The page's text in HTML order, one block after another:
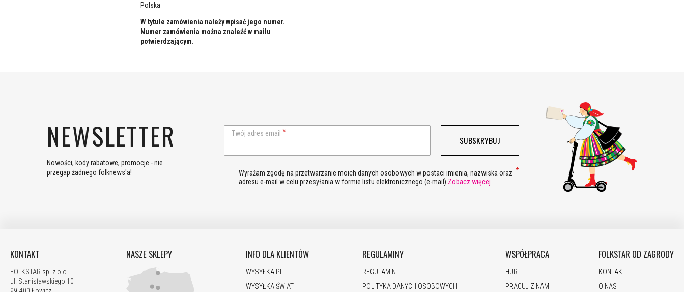
Polska
W tytule zamówienia należy wpisać jego numer.
Numer zamówienia można znaleźć w mailu
potwierdzającym.
NEWSLETTER
Nowości, kody rabatowe, promocje - nie
przegap żadnego folknews'a!
Twój adres email
SUBSKRYBUJ
Wyrażam zgodę na przetwarzanie moich danych osobowych w postaci imienia, nazwiska oraz
adresu e-mail w celu przesyłania w formie listu elektronicznego (e-mail) Zobacz więcej
KONTAKT
FOLKSTAR sp. z o.o.
ul. Stanisławskiego 10
NASZE SKLEPY INFO DLA KLIENTÓW
WYSYŁKA PL
WYSYŁKA ŚWIAT
REGULAMINY
REGULAMIN
POLITYKA DANYCH OSOBOWYCH
WSPÓŁPRACA
HURT
PRACUJ Z NAMI
FOLKSTAR OD ZAGRODY
KONTAKT
O NAS